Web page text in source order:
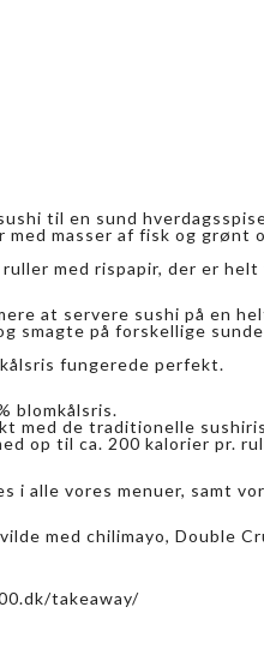
til en sund
masser af fisk og grønt
med rispapir, der er
at servere sushi på en
smagte på forskellige
fungerede perfekt.
blomkålsris.
med de traditionelle
op til ca. 200 kalorier pr.
i alle vores menuer, samt
med chilimayo, Double
takeaway/